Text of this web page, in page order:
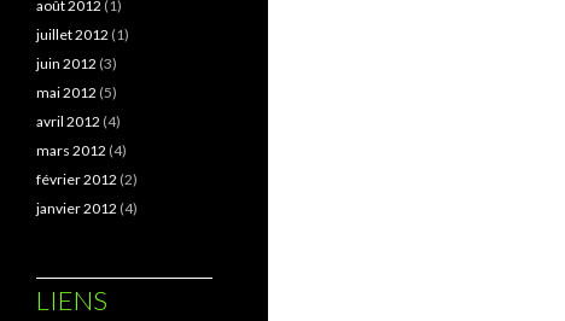
août 2012 (1)
juillet 2012 (1)
juin 2012 (3)
mai 2012 (5)
avril 2012 (4)
mars 2012 (4)
février 2012 (2)
janvier 2012 (4)
LIENS